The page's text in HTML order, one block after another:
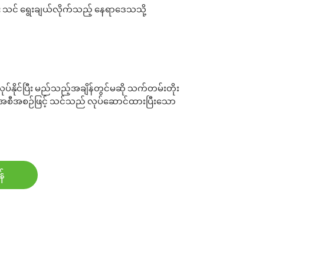
း သင် ရွေးချယ်လိုက်သည့် နေရာဒေသသို့
ပြုလုပ်နိုင်ပြီး မည်သည့်အချိန်တွင်မဆို သက်တမ်းတိုး
အစဉ်ဖြင့် သင်သည် လုပ်ဆောင်ထားပြီးသော